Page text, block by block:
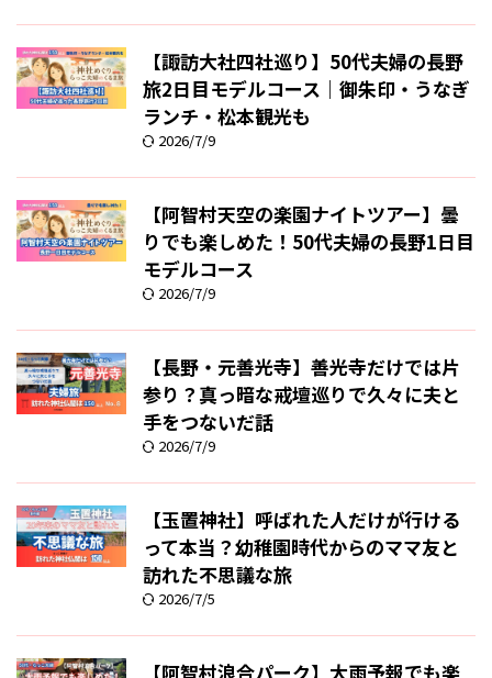
【諏訪大社四社巡り】50代夫婦の長野
旅2日目モデルコース｜御朱印・うなぎ
ランチ・松本観光も
2026/7/9
【阿智村天空の楽園ナイトツアー】曇
りでも楽しめた！50代夫婦の長野1日目
モデルコース
2026/7/9
【長野・元善光寺】善光寺だけでは片
参り？真っ暗な戒壇巡りで久々に夫と
手をつないだ話
2026/7/9
【玉置神社】呼ばれた人だけが行ける
って本当？幼稚園時代からのママ友と
訪れた不思議な旅
2026/7/5
【阿智村浪合パーク】大雨予報でも楽